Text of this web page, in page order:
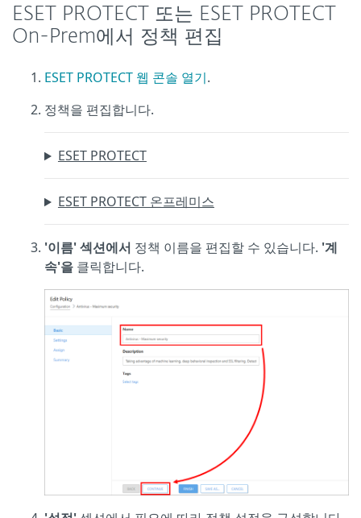
ESET PROTECT 또는 ESET PROTECT
On-Prem에서 정책 편집
ESET PROTECT 웹 콘솔 열기.
정책을 편집합니다.
ESET PROTECT
ESET PROTECT 온프레미스
'이름' 섹션에서 정책 이름을 편집할 수 있습니다. '계
속'을 클릭합니다.